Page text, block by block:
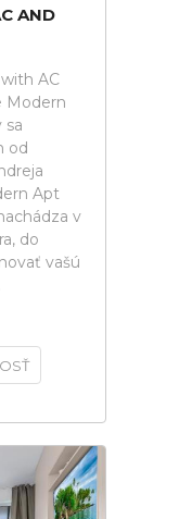
AND
AC
Modern
sa
od
Apt
v
do
vašú